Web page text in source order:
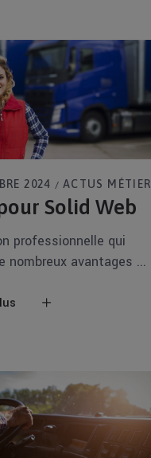
2024 ACTUS MÉTIER
Solid Web
professionnelle qui
nombreux avantages